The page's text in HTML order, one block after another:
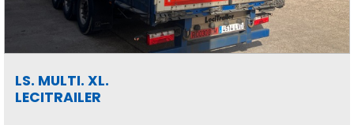
LS. MULTI. XL.
LECITRAILER